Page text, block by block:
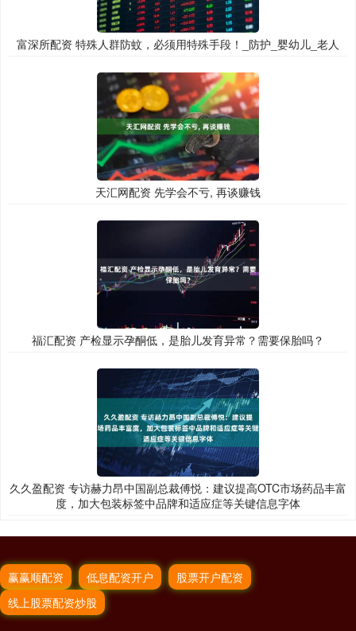
富深所配资 特殊人群防蚊，必须用特殊手段！_防护_婴幼儿_老人
天汇网配资 先学会不亏, 再谈赚钱
福汇配资 产检显示孕酮低，是胎儿发育异常？需要保胎吗？
久久盈配资 专访赫力昂中国副总裁傅悦：建议提高OTC市场药品丰富
度，加大包装标签中品牌和适应症等关键信息字体
赢赢顺配资 低息配资开户
股票开户配资
线上股票配资炒股